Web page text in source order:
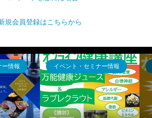
規会員登録はこちらから
ー情報 イベント・セミナー情報